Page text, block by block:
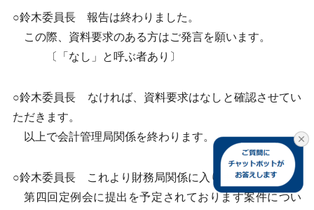
○鈴木委員長 報告は終わりました。
この際、資料要求のある方はご発言を願います。
〔「なし」と呼ぶ者あり〕
○鈴木委員長 なければ、資料要求はなしと確認させてい
ただきます。
以上で会計管理局関係を終わります。
○鈴木委員長 これより財務局関係に入ります。
第四回定例会に提出を予定されております案件につい